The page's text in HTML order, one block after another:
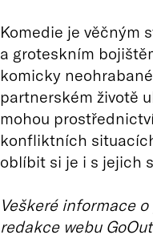
Komedie je věčným
a groteskním
komicky
partnerském životě
mohou
konfliktních
oblíbit si je i s jejich
Veškeré informace
redakce webu